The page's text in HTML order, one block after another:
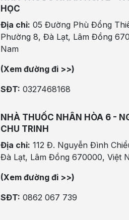
HỌC
Địa chỉ: 05 Đường Phù Đổng
Phường 8, Đà Lạt, Lâm Đồng
Nam
(Xem đường đi >>)
SĐT: 0327468168
NHÀ THUỐC NHÂN HÒA 6 -
CHU TRINH
Địa chỉ: 112 Đ. Nguyễn Đình
Đà Lạt, Lâm Đồng 670000, Việt
(Xem đường đi >>)
SĐT: 0862 067 739